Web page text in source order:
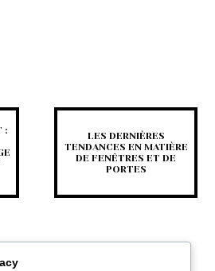
:
LES DERNIÈRES
TENDANCES EN MATIÈRE
DE FENÊTRES ET DE
PORTES